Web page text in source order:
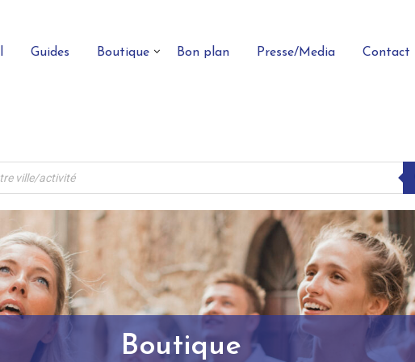
Guides Boutique Bon plan Presse/Media Contact
Boutique